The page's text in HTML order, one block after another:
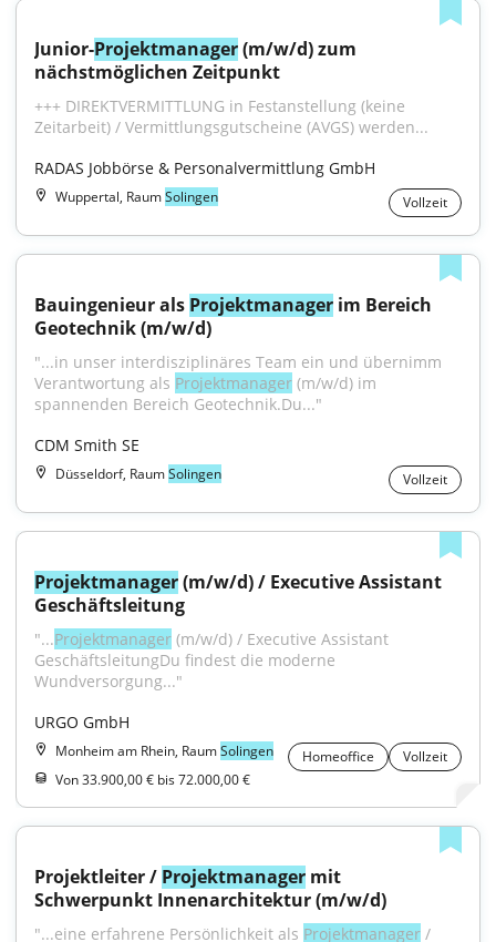
Junior-Projektmanager (m/w/d) zum
nächstmöglichen Zeitpunkt
+++ DIREKTVERMITTLUNG in Festanstellung (keine
Zeitarbeit) / Vermittlungsgutscheine (AVGS) werden...
RADAS Jobbörse & Personalvermittlung GmbH
Wuppertal, RaumSolingen Vollzeit
Bauingenieur als Projektmanager im Bereich
Geotechnik (m/w/d)
"...in unser interdisziplinäres Team ein und übernimm
Verantwortung als Projektmanager (m/w/d) im
spannenden Bereich Geotechnik.Du..."
CDM Smith SE
Düsseldorf, RaumSolingen Vollzeit
Projektmanager (m/w/d) / Executive Assistant
Geschäftsleitung
"...Projektmanager (m/w/d) / Executive Assistant
GeschäftsleitungDu findest die moderne
Wundversorgung..."
URGO GmbH
Monheim am Rhein, RaumSolingen Homeoffice
Vollzeit
Von 33.900,00 € bis 72.000,00 €
Projektleiter / Projektmanager mit
Schwerpunkt Innenarchitektur (m/w/d)
"...eine erfahrene Persönlichkeit als Projektmanager /